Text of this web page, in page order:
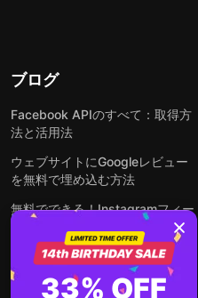
ブログ
Facebook APIのすべて：取得方
法と活用法
ウェブサイトにGoogleレビュー
を無料で埋め込む方法
無料でできる！Instagramフィー
ドをウェブサイトに埋め込む方法
どんなウェブサイトにも無料でフ
ォームを埋め込む方法
33% OFF